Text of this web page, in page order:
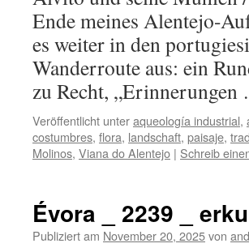
Ende meines Alentejo-
es weiter in den
Wanderroute aus: ein
zu Recht,
Veröffentlicht unteraqueología industrial,
costumbres, flora, landschaft, paisaje,
Molinos, Viana do Alentejo | Schreib
Évora _ 2239 _
Publiziert am November 20, 2025von